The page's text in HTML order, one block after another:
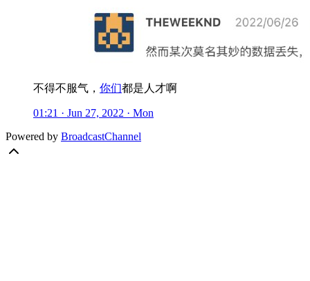
不得不服气， 你们都是人才啊
01:21 · Jun 27, 2022 · Mon
Powered by BroadcastChannel